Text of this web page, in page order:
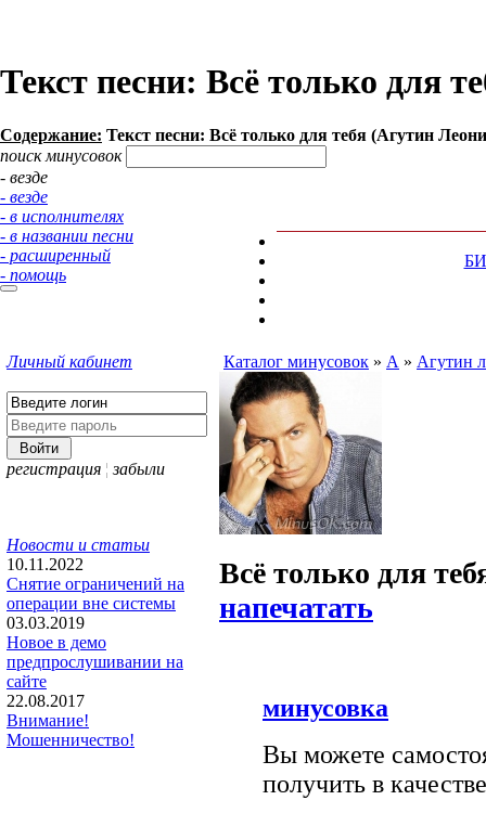
Текст песни: Всё только для
Содержание: Текст песни: Всё только для тебя (Агутин
поиск минусовок
- везде
- везде
- в исполнителях
- в названии песни
- расширенный
- помощь
Личный кабинет
регистрация ¦ забыли
Новости и статьи
10.11.2022
Снятие ограничений на
операции вне системы
03.03.2019
Новое в демо
предпрослушивании на
сайте
22.08.2017
Внимание!
Мошенничество!
Каталог минусовок » А » Агутин
Всё только для
напечатать
минусовка
Вы можете
получить в